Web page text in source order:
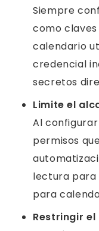
Siempre
como claves
calendario
credencial
secretos
Limite el
Al
permisos
lectura para
para
Restringir